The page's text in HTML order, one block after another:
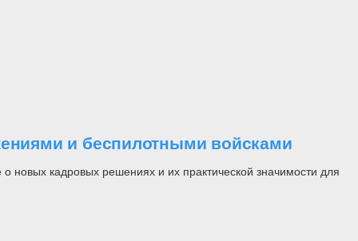
и беспилотными войсками
новых кадровых решениях и их практической значимости для